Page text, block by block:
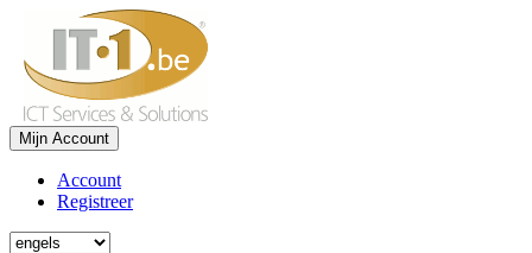
Mijn Account
Account
Registreer